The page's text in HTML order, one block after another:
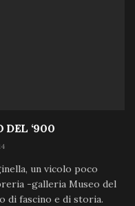
DEL ‘900
un vicolo poco
-galleria Museo del
di fascino e di storia.